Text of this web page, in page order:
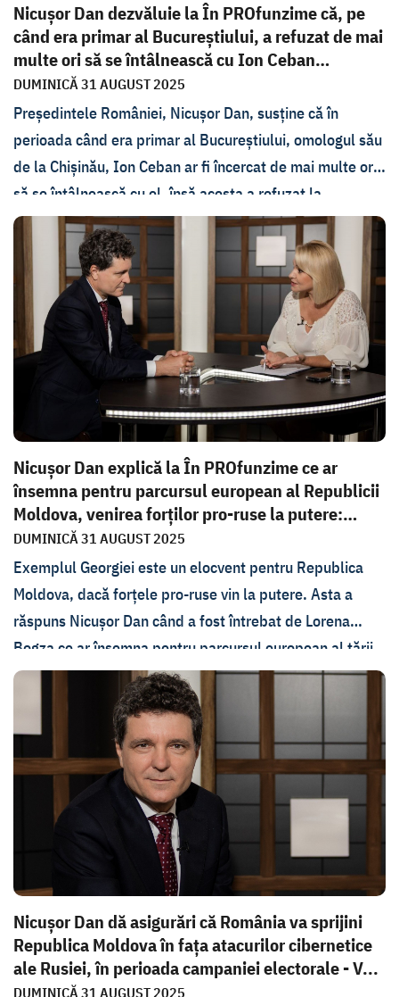
Nicușor Dan dezvăluie la În PROfunzime că, pe
când era primar al Bucureștiului, a refuzat de mai
multe ori să se întâlnească cu Ion Ceban
„Servic...
DUMINICĂ 31 AUGUST 2025
Președintele României, Nicușor Dan, susține că în
perioada când era primar al Bucureștiului, omologul său
de la Chișinău, Ion Ceban ar fi încercat de mai multe ori
să se întâlnească cu el, însă acesta a refuzat la
recomandările serviciilor de securitate. Declarația a fost
făcută în cadrul unei ediții speciale a emisiunii În
PROfunzime cu Lorena Bogza.
Nicușor Dan explică la În PROfunzime ce ar
însemna pentru parcursul european al Republicii
Moldova, venirea forților pro-ruse la putere:
„Cre...
DUMINICĂ 31 AUGUST 2025
Exemplul Georgiei este un elocvent pentru Republica
Moldova, dacă forțele pro-ruse vin la putere. Asta a
răspuns Nicușor Dan când a fost întrebat de Lorena
Bogza ce ar însemna pentru parcursul european al țării
noastre un asemnea rezultat în urma alegerilor din
toamnă. Mai mult, președintele României susține că o
guvernare pro-rusă ar influența și în războiul dus de
Rusia în Ucraina și respectiv, a dar de înșeles, că este în
pericol și securitatea statelor din regiune.
Nicușor Dan dă asigurări că România va sprijini
Republica Moldova în fața atacurilor cibernetice
ale Rusiei, în perioada campaniei electorale - V...
DUMINICĂ 31 AUGUST 2025